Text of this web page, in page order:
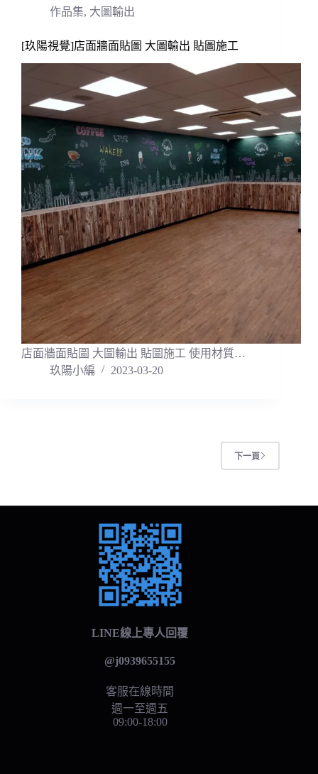
作品集, 大圖輸出
[玖陽視覺]店面牆面貼圖 大圖輸出 貼圖施工
店面牆面貼圖 大圖輸出 貼圖施工 使用材質…
玖陽小編
2023-03-20
下一頁
LINE線上專人回覆
@j0939655155
客服在線時間
週一至週五
09:00-18:00